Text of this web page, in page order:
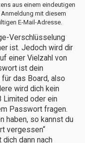
aus einem eindeutigen
mit diesem
E-Mail-Adresse.
Verschlüsselung
ist. Jedoch wird dir
einer Vielzahl von
ist dein
das Board, also
wird dich kein
Limited oder ein
Passwort fragen.
haben, so kannst du
vergessen“
dann nach